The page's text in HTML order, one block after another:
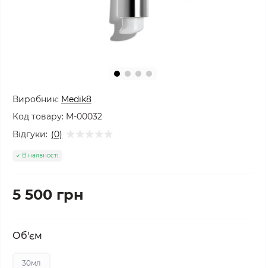
Виробник: Medik8
Код товару: M-00032
Відгуки: (0)
В наявності
5 500 грн
Об'єм
30мл